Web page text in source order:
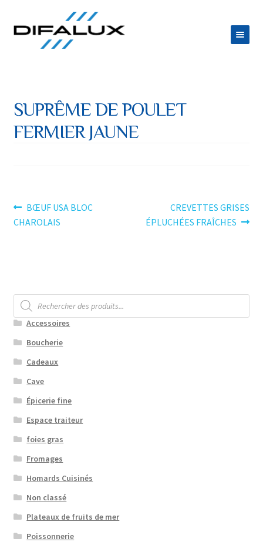
à
au
contenu
PRODUITS
ESPACE TRAITEUR
enfant
SUPRÊME DE POULET
FERMIER JAUNE
Navigation
de
Article
précédent :
BŒUF USA BLOC
CHAROLAIS
Article
suivant :
CREVETTES GRISES
ÉPLUCHÉES FRAÎCHES
Recherche
de
produits
Accessoires
Boucherie
Cadeaux
Cave
Épicerie fine
Espace traiteur
foies gras
Fromages
Homards Cuisinés
Non classé
Plateaux de fruits de mer
Poissonnerie